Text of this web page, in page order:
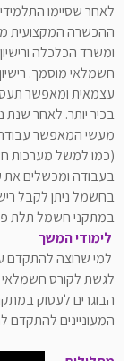
לאחר שסיימו
ההכשרה המקצועית
ומשרד הכלכלה
חשמלאי מוסמך.
עצמאית ומאפשר
בכיר יותר. לאחר שנת
(כמו למשל מערכות
בעבודה ומכשלים
בחשמל ניתן לקבל
במתקני חשמל תלת פאזיים עד 80 אמפר
לימודי המשך
למי שרוצה להתקדם
לגשת לקורס חשמלאי
המעוניינים להתקדם